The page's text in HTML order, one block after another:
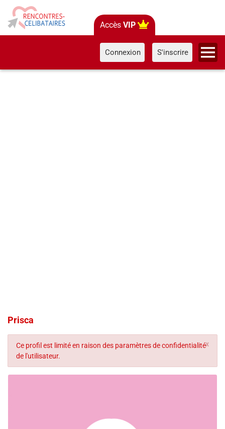
Accès VIP
Connexion S'inscrire
Prisca
x
Ce profil est limité en raison des paramètres de confidentialité
de l'utilisateur.